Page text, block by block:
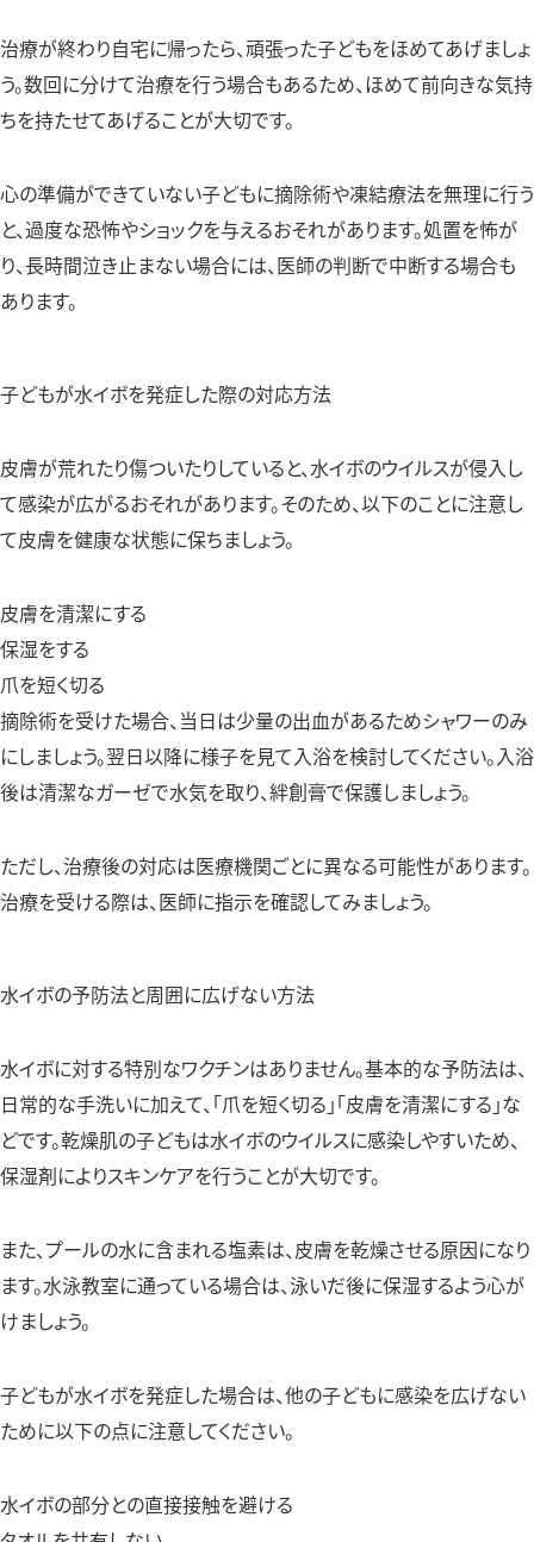
治療が終わり自宅に帰ったら、頑張った子どもをほめてあげましょ
う。数回に分けて治療を行う場合もあるため、ほめて前向きな気持
ちを持たせてあげることが大切です。
心の準備ができていない子どもに摘除術や凍結療法を無理に行う
と、過度な恐怖やショックを与えるおそれがあります。処置を怖が
り、長時間泣き止まない場合には、医師の判断で中断する場合も
あります。
子どもが水イボを発症した際の対応方法
皮膚が荒れたり傷ついたりしていると、水イボのウイルスが侵入し
て感染が広がるおそれがあります。そのため、以下のことに注意し
て皮膚を健康な状態に保ちましょう。
皮膚を清潔にする
保湿をする
爪を短く切る
摘除術を受けた場合、当日は少量の出血があるためシャワーのみ
にしましょう。翌日以降に様子を見て入浴を検討してください。入浴
後は清潔なガーゼで水気を取り、絆創膏で保護しましょう。
ただし、治療後の対応は医療機関ごとに異なる可能性があります。
治療を受ける際は、医師に指示を確認してみましょう。
水イボの予防法と周囲に広げない方法
水イボに対する特別なワクチンはありません。基本的な予防法は、
日常的な手洗いに加えて、「爪を短く切る」「皮膚を清潔にする」な
どです。乾燥肌の子どもは水イボのウイルスに感染しやすいため、
保湿剤によりスキンケアを行うことが大切です。
また、プールの水に含まれる塩素は、皮膚を乾燥させる原因になり
ます。水泳教室に通っている場合は、泳いだ後に保湿するよう心が
けましょう。
子どもが水イボを発症した場合は、他の子どもに感染を広げない
ために以下の点に注意してください。
水イボの部分との直接接触を避ける